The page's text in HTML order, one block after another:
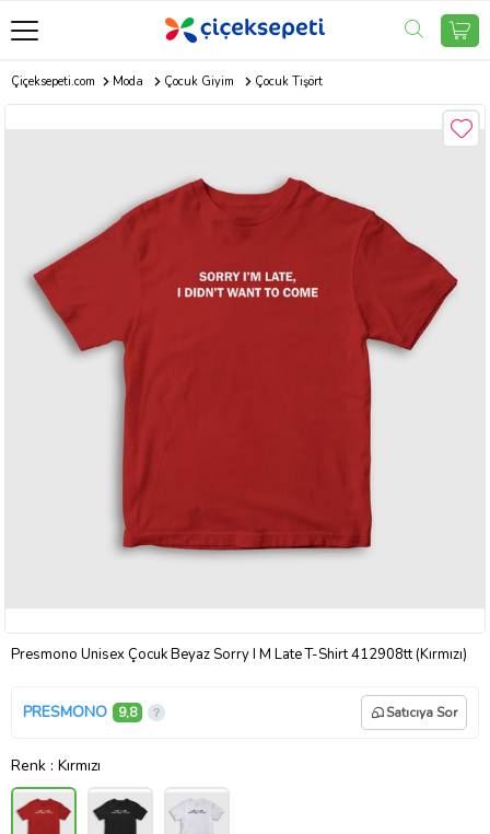
Çiçeksepeti.com Moda Çocuk Giyim Çocuk Tişört
Presmono Unisex Çocuk Beyaz Sorry I M Late T-Shirt 412908tt (Kırmızı)
PRESMONO 9,8 Satıcıya Sor
Renk : Kırmızı